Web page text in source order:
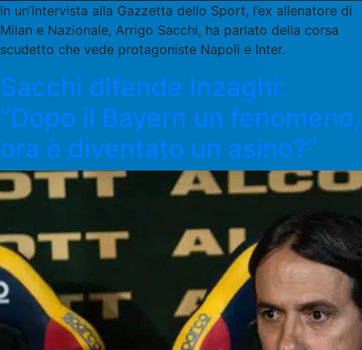
In un’intervista alla Gazzetta dello Sport, l’ex allenatore di
Milan e Nazionale, Arrigo Sacchi, ha parlato della corsa
scudetto che vede protagoniste Napoli e Inter.
Sacchi difende Inzaghi:
“Dopo il Bayern un fenomeno,
ora è diventato un asino?”